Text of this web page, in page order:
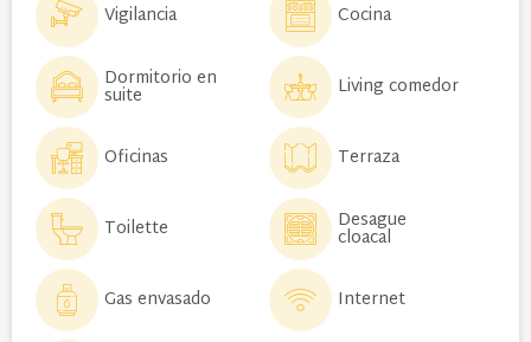
Vigilancia Cocina
Dormitorio en
suite Living comedor
Oficinas Terraza
Toilette Desague
cloacal
Gas envasado Internet